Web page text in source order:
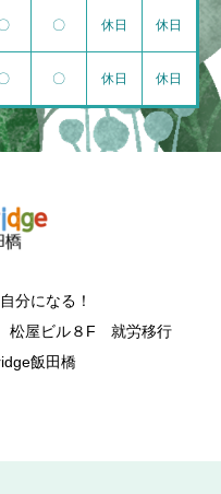
〇 休日 休日
〇 休日 休日
分になる！
松屋ビル８F 就労移行
飯田橋